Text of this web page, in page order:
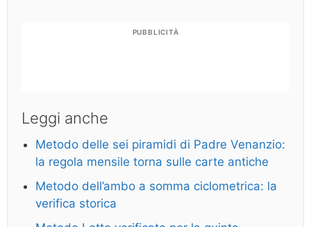
PUBBLICITÀ
Leggi anche
Metodo delle sei piramidi di Padre Venanzio:
la regola mensile torna sulle carte antiche
Metodo dell’ambo a somma ciclometrica: la
verifica storica